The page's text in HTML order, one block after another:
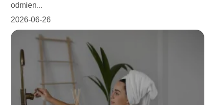
odmien...
2026-06-26